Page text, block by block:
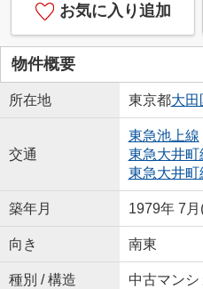
お気に入り追加
物件概要
所在地 東京都大田
交通
東急池上線
東急大井町
東急大井町
築年月 1979年 7
向き 南東
種別 / 構造 中古マンシ